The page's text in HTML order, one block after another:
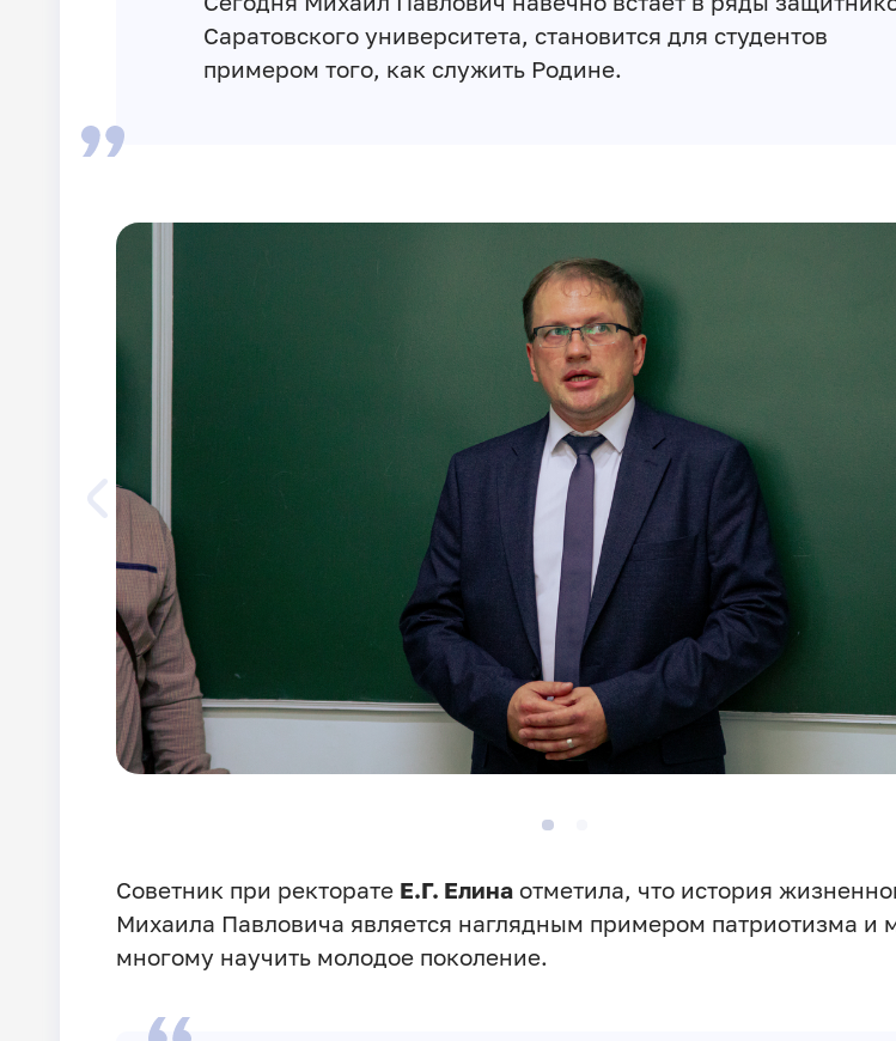
Саратовского университета, становится для студентов
примером того, как служить Родине.
Советник при ректорате Е.Г. Елинаотметила, что история
Михаила Павловича является наглядным примером патриотизма и
многому научить молодое поколение.